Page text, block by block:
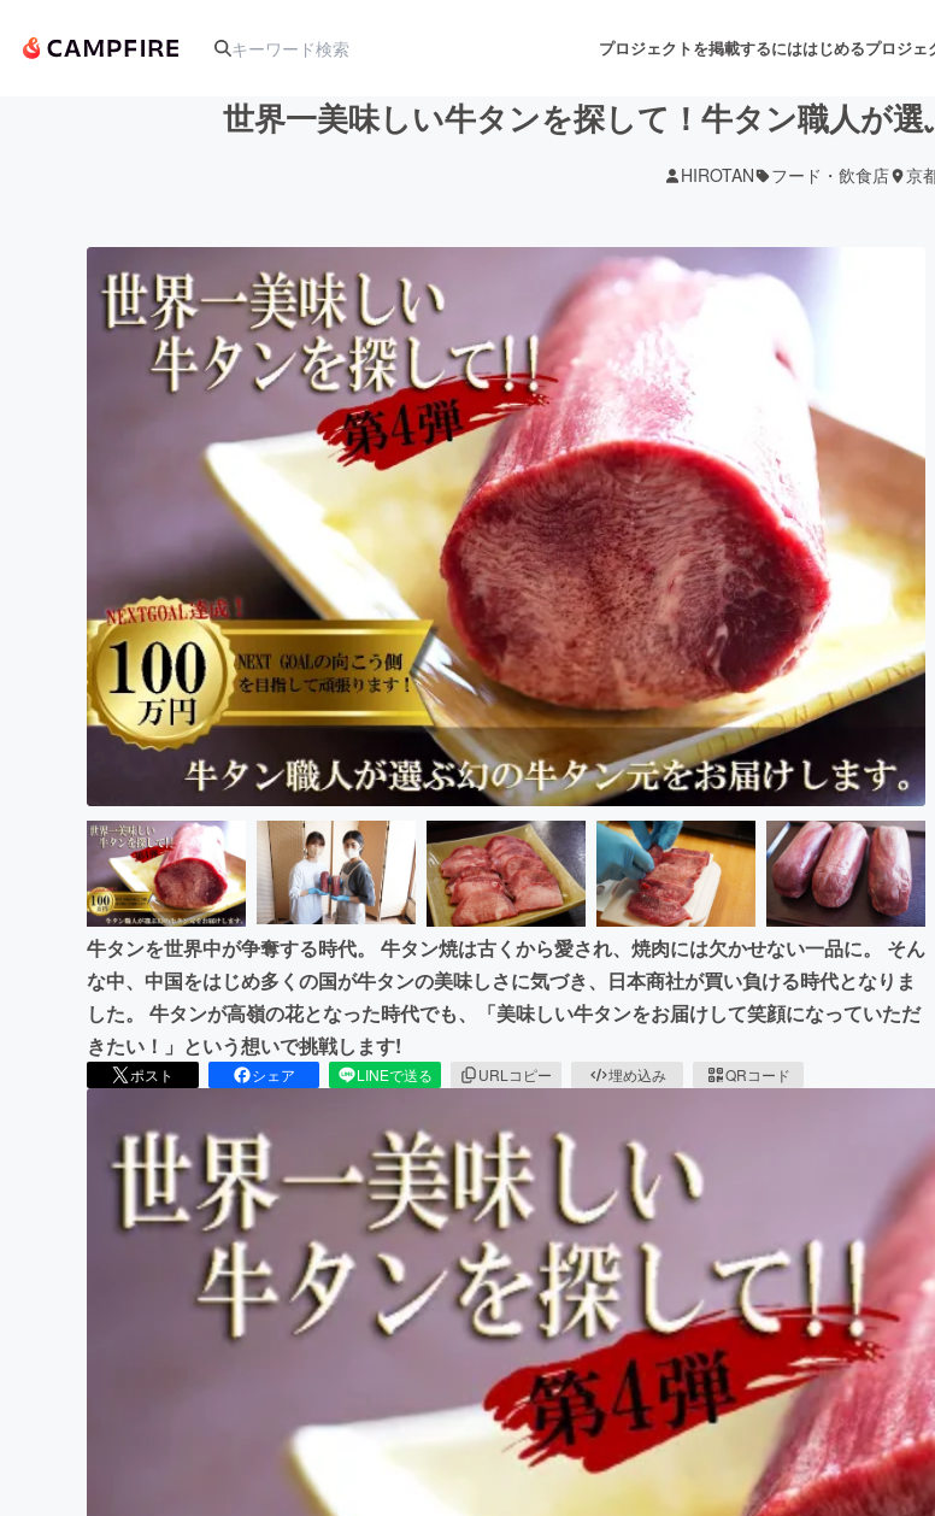
プロジェクトを掲載するにははじめるプロジェ
アート・写真 音楽 舞
テクノロジー・ガジェット ゲーム・サービス開発
映像・映画 書籍・雑誌出版
ビジネス・起業 チャレンジ ビ
まちづくり・地域活性化
CAMPFIRE for Social GoodCAMPFIRE
CAMPFIREふるさと納税
machi-yaコミ
世界一美味しい牛タンを探して！牛タン職人が
HIROTAN フード・飲食店 京
牛タンを世界中が争奪する時代。 牛タン焼は古くから愛され、焼肉には欠かせない一品に。 そん
な中、中国をはじめ多くの国が牛タンの美味しさに気づき、日本商社が買い負ける時代となりま
した。 牛タンが高嶺の花となった時代でも、「美味しい牛タンをお届けして笑顔になっていただ
きたい！」という想いで挑戦します!
ポスト シェア LINEで送る URLコピー 埋め込み QRコード